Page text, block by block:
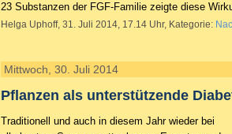
23 Substanzen der FGF-Familie zeigte diese
Helga Uphoff, 31. Juli 2014, 17.14 Uhr, Kategorie:
Mittwoch, 30. Juli 2014
Pflanzen als unterstützende
Traditionell und auch in diesem Jahr wieder bei